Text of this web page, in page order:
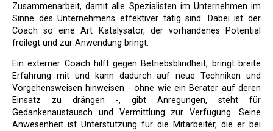
Zusammenarbeit, damit alle Spezialisten im Unternehmen im
Sinne des Unternehmens effektiver tätig sind. Dabei ist der
Coach so eine Art Katalysator, der vorhandenes Potential
freilegt und zur Anwendung bringt.
Ein externer Coach hilft gegen Betriebsblindheit, bringt breite
Erfahrung mit und kann dadurch auf neue Techniken und
Vorgehensweisen hinweisen - ohne wie ein Berater auf deren
Einsatz zu drängen -, gibt Anregungen, steht für
Gedankenaustausch und Vermittlung zur Verfügung. Seine
Anwesenheit ist Unterstützung für die Mitarbeiter, die er bei